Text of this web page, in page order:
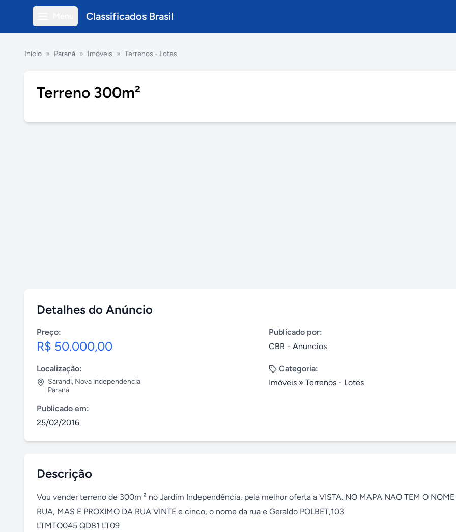
Classificados Brasil
Início » Paraná » Imóveis » Terrenos - Lotes
Terreno 300m²
Detalhes do Anúncio
Preço:
R$ 50.000,00
Publicado por:
CBR - Anuncios
Localização:
Sarandi, Nova independencia
Paraná
Categoria:
Imóveis » Terrenos - Lotes
Publicado em:
25/02/2016
Descrição
Vou vender terreno de 300m ² no Jardim Independência, pela melhor oferta a VISTA. NO MAPA NAO TEM O
RUA, MAS E PROXIMO DA RUA VINTE e cinco, o nome da rua e Geraldo POLBET,103
LTMTO045 QD81 LT09